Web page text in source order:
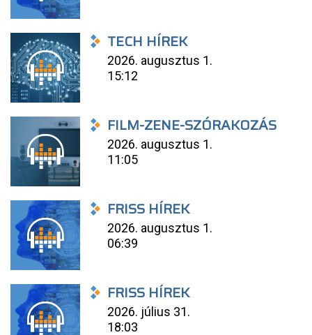
TECH HÍREK
2026. augusztus 1.
15:12
FILM-ZENE-SZÓRAKOZÁS
2026. augusztus 1.
11:05
FRISS HÍREK
2026. augusztus 1.
06:39
FRISS HÍREK
2026. július 31.
18:03